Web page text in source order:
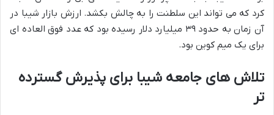
کرد که می تواند این سلطنت را به چالش بکشد. ارزش بازار شیبا در
آن زمان به حدود ۳۹ میلیارد دلار رسیده بود که عدد فوق العاده ای
برای یک میم کوین بود.
تلاش های جامعه شیبا برای پذیرش گسترده
تر